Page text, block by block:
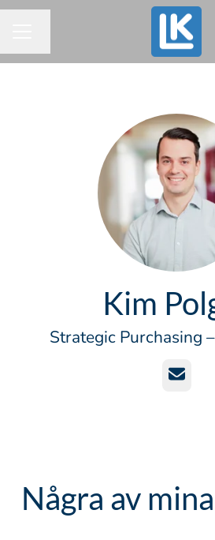
Kim
Strategic Purchasing –
E-post
Några av